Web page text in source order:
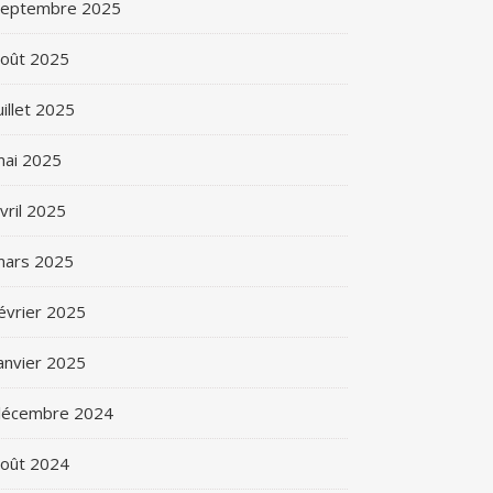
2025
2025
2025
2025
2025
2025
2025
2025
2024
2024